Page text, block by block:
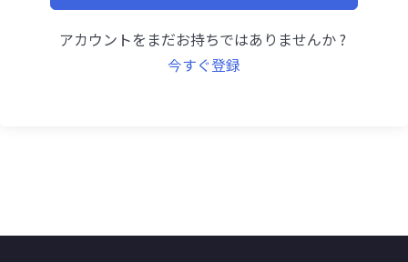
アカウントをまだお持ちではありませんか ?
今すぐ登録